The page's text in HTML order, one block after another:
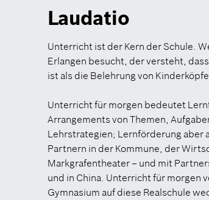
Laudatio
Unterricht ist der Kern der Schule.
Erlangen besucht, der versteht,
ist als die Belehrung von
Unterricht für morgen bedeutet
Arrangements von Themen,
Lehrstrategien; Lernförderung aber
Partnern in der Kommune, der
Markgrafentheater – und mit
und in China. Unterricht für morgen
Gymnasium auf diese Realschule